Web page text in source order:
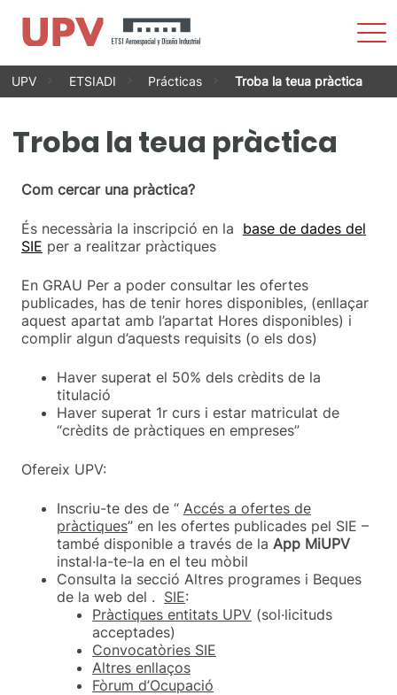
VésUPV ETSIADI Prácticas Troba la teua pràctica
Troba la teua pràctica
Com cercar una pràctica?
És necessària la inscripció en la base de dades del
SIE per a realitzar pràctiques
En GRAU Per a poder consultar les ofertes
publicades, has de tenir hores disponibles, (enllaçar
aquest apartat amb l’apartat Hores disponibles) i
complir algun d’aquests requisits (o els dos)
Haver superat el 50% dels crèdits de la
titulació
Haver superat 1r curs i estar matriculat de
“crèdits de pràctiques en empreses”
Ofereix UPV:
Inscriu-te des de “ Accés a ofertes de
pràctiques” en les ofertes publicades pel SIE –
també disponible a través de la App MiUPV
instal·la-te-la en el teu mòbil
Consulta la secció Altres programes i Beques
de la web del . SIE:
Pràctiques entitats UPV (sol·licituds
acceptades)
Convocatòries SIE
Altres enllaços
Fòrum d’Ocupació